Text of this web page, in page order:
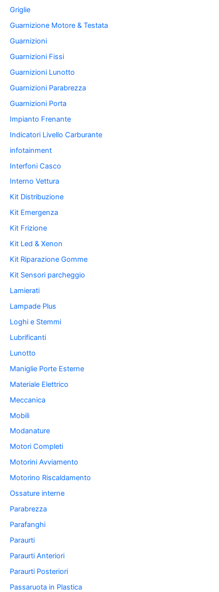
Griglie
Guarnizione Motore & Testata
Guarnizioni
Guarnizioni Fissi
Guarnizioni Lunotto
Guarnizioni Parabrezza
Guarnizioni Porta
Impianto Frenante
Indicatori Livello Carburante
infotainment
Interfoni Casco
Interno Vettura
Kit Distribuzione
Kit Emergenza
Kit Frizione
Kit Led & Xenon
Kit Riparazione Gomme
Kit Sensori parcheggio
Lamierati
Lampade Plus
Loghi e Stemmi
Lubrificanti
Lunotto
Maniglie Porte Esterne
Materiale Elettrico
Meccanica
Mobili
Modanature
Motori Completi
Motorini Avviamento
Motorino Riscaldamento
Ossature interne
Parabrezza
Parafanghi
Paraurti
Paraurti Anteriori
Paraurti Posteriori
Passaruota in Plastica